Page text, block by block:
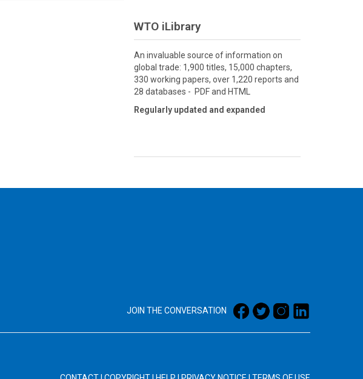
WTO iLibrary
An invaluable source of information on
global trade: 1,900 titles, 15,000 chapters,
330 working papers, over 1,220 reports and
28 databases - PDF and HTML
Regularly updated and expanded
JOIN THE CONVERSATION